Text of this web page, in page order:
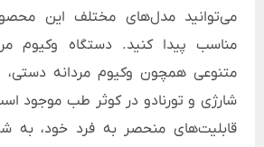
می‌توانید مدل‌های مختلف این
مناسب پیدا کنید. دستگاه وکیوم
متنوعی همچون وکیوم مردانه دستی،
شارژی و تورنادو در کوثر طب موجود
قابلیت‌های منحصر به فرد خود، به